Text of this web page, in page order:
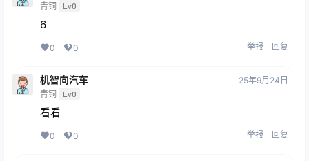
青铜 Lv0
6
0 0 举报 回复
机智向汽车
青铜 Lv0
25年9月24日
看看
0 0 举报 回复